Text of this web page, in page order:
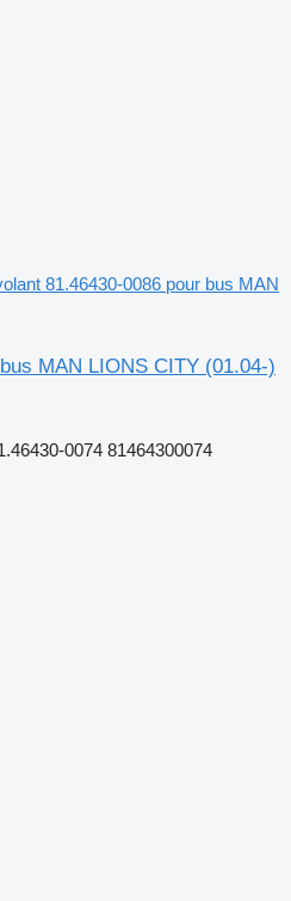
81.46430-0086 pour bus MAN
MAN LIONS CITY (01.04-)
0074 81464300074